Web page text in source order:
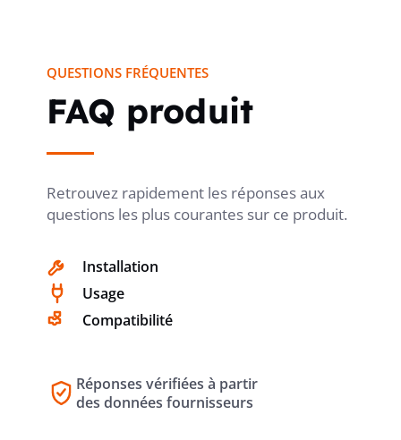
TUBULURE
TRAVERSÉE DE BOÎTIER PAR UNE
POUR DIAMÈTRE DE CÂBLE
VERROUILLAGE DE TUBE
QUESTIONS FRÉQUENTES
FAQ produit
Retrouvez rapidement les réponses aux
questions les plus courantes sur ce produit.
Installation
Usage
Compatibilité
Réponses vérifiées à partir
des données fournisseurs